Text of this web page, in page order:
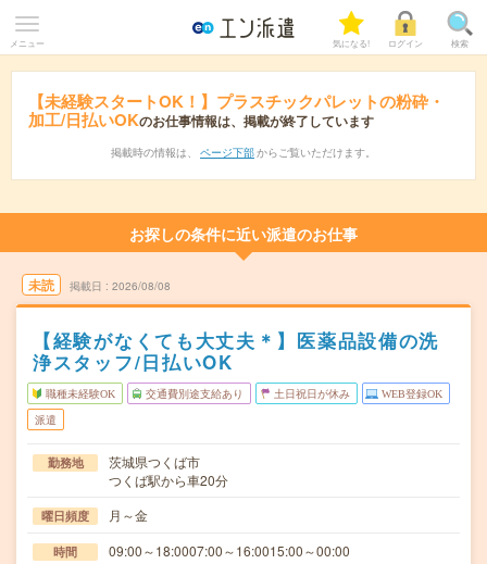
メニュー 気になる! ログイン 検索
【未経験スタートOK！】プラスチックパレットの粉砕・
加工/日払いOKのお仕事情報は、掲載が終了しています
掲載時の情報は、 ページ下部 からご覧いただけます。
お探しの条件に近い派遣のお仕事
未読 掲載日 2026/08/08
【経験がなくても大丈夫＊】医薬品設備の洗
浄スタッフ/日払いOK
職種未経験OK 交通費別途支給あり 土日祝日が休み WEB登録OK
派遣
勤務地
茨城県つくば市
つくば駅から車20分
曜日頻度 月～金
時間 09:00～18:0007:00～16:0015:00～00:00